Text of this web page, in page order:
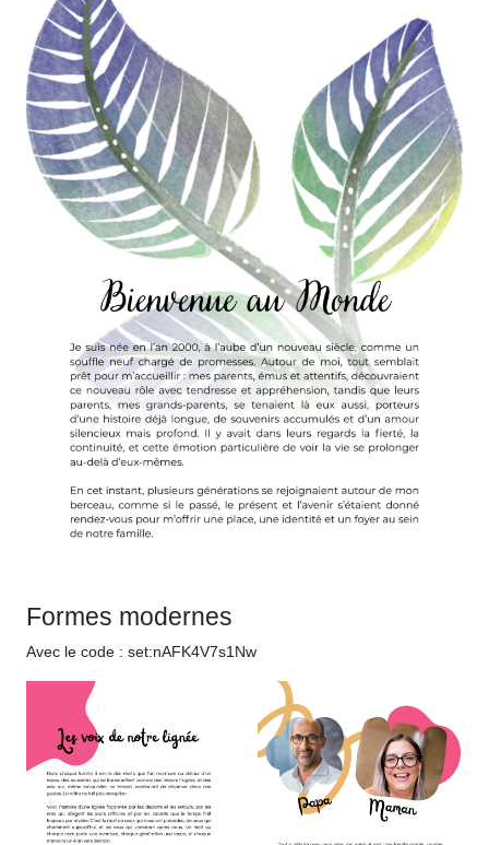
Formes modernes
Avec le code : set:nAFK4V7s1Nw